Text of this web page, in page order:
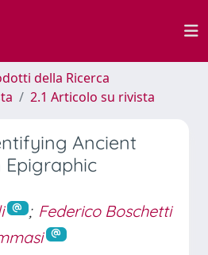
della Ricerca
2.1 Articolo su rivista
Ancient
Epigraphic
; Federico Boschetti